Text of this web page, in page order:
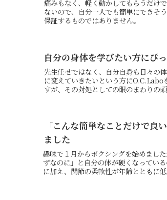
痛みもなく、軽く動かしてもらうだけ
ないので、自分一人でも簡単にでき
保証するものではありません。
自分の身体を学びたい方にぴっ
先生任せではなく、自分自身も日々の
に変えていきたいという方に
すが、その対処としての眼のまわりの
「こんな簡単なことだけで良
ました
趣味で１月からボクシングを始めまし
ずなのに」と自分の体が硬くなってい
に加え、関節の柔軟性が年齢とともに